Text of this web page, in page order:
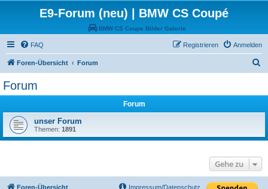
E9-Forum (neu) | BMW CS Coupé
BMW CS Coupe Bilder Galerie
FAQ Anmelden
Registrieren
Foren-Übersicht Forum
Forum
Forum
unser Forum
Themen: 1891
Gehe zu
Foren-Übersicht Impressum/Datenschutz